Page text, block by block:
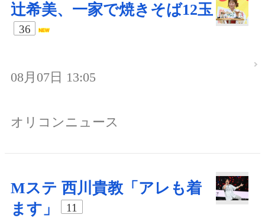
辻希美、一家で焼きそば12玉
36
08月07日 13:05
オリコンニュース
Mステ 西川貴教「アレも着
ます」
11